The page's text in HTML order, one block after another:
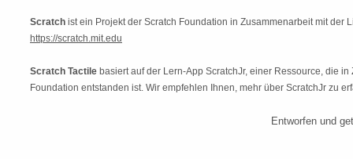
Scratch ist ein Projekt der Scratch Foundation in Zusammenarbeit mit der
https://scratch.mit.edu
Scratch Tactile basiert auf der Lern-App ScratchJr, einer Ressource, die
Foundation entstanden ist. Wir empfehlen Ihnen, mehr über ScratchJr zu
Entworfen und